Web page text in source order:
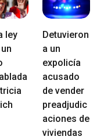
ley
Detuvieron
a un
expolicía
acusado
de vender
preadjudic
aciones de
viviendas